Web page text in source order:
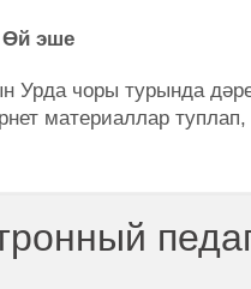
Өй эше
Урда чоры турында
материаллар